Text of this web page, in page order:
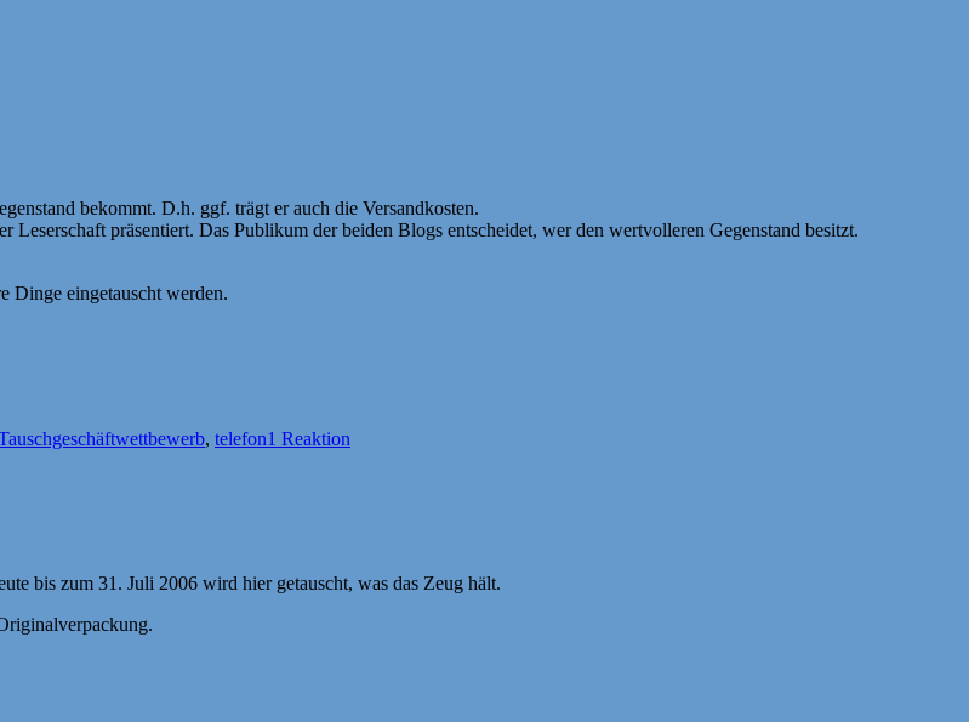
bekommt. D.h. ggf. trägt er auch die Versandkosten.
präsentiert. Das Publikum der beiden Blogs entscheidet, wer den wertvolleren Gegenstand besitzt.
Dinge eingetauscht werden.
, telefon1 Reaktion
bis zum 31. Juli 2006 wird hier getauscht, was das Zeug hält.